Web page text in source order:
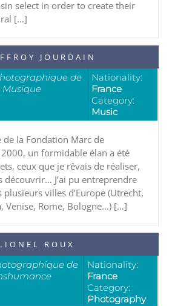
select in order to create their
[…]
JOURDAIN
de
Musique
Nationality:
France
Category:
Music
de la Fondation Marc de
un formidable élan a été
ceux que je rêvais de réaliser,
découvrir… J’ai pu entreprendre
villes d’Europe (Utrecht,
Venise, Rome, Bologne…) […]
ROUX
de
Nationality:
France
Category:
Photography